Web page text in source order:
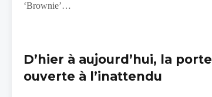
‘Brownie’…
D’hier à aujourd’hui, la porte
ouverte à l’inattendu